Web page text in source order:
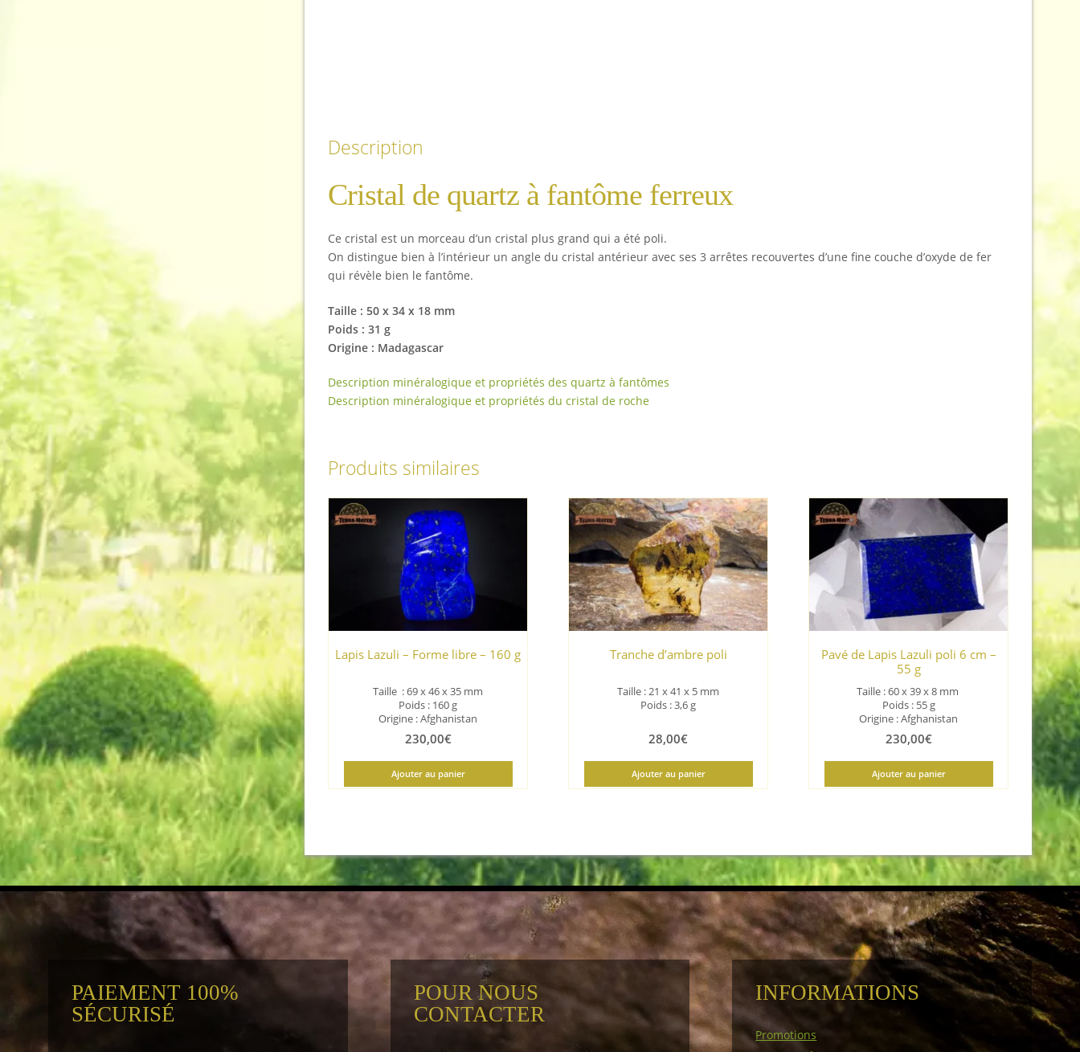
Description
Cristal de quartz à fantôme ferreux
Ce cristal est un morceau d’un cristal plus grand qui a été poli.
On distingue bien à l’intérieur un angle du cristal antérieur avec ses 3 arrêtes recouvertes d’une fine couche d’oxyde de fer
qui révèle bien le fantôme.
Taille : 50 x 34 x 18 mm
Poids : 31 g
Origine : Madagascar
Description minéralogique et propriétés des quartz à fantômes
Description minéralogique et propriétés du cristal de roche
Produits similaires
Lapis Lazuli – Forme libre – 160 g
Taille : 69 x 46 x 35 mm
Poids : 160 g
Origine : Afghanistan
230,00€
Ajouter au panier
Tranche d’ambre poli
Taille : 21 x 41 x 5 mm
Poids : 3,6 g
28,00€
Ajouter au panier
Pavé de Lapis Lazuli poli 6 cm –
55 g
Taille : 60 x 39 x 8mm
Poids : 55 g
Origine : Afghanistan
230,00€
Ajouter au panier
PAIEMENT 100%
SÉCURISÉ
POUR NOUS
CONTACTER
INFORMATIONS
Promotions